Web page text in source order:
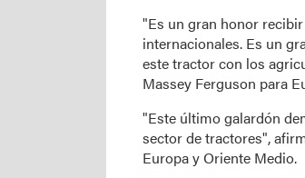
"Es un gran honor
internacionales. Es un
este tractor con los
Massey Ferguson para
"Este último galardón
sector de tractores",
Europa y Oriente Medio.